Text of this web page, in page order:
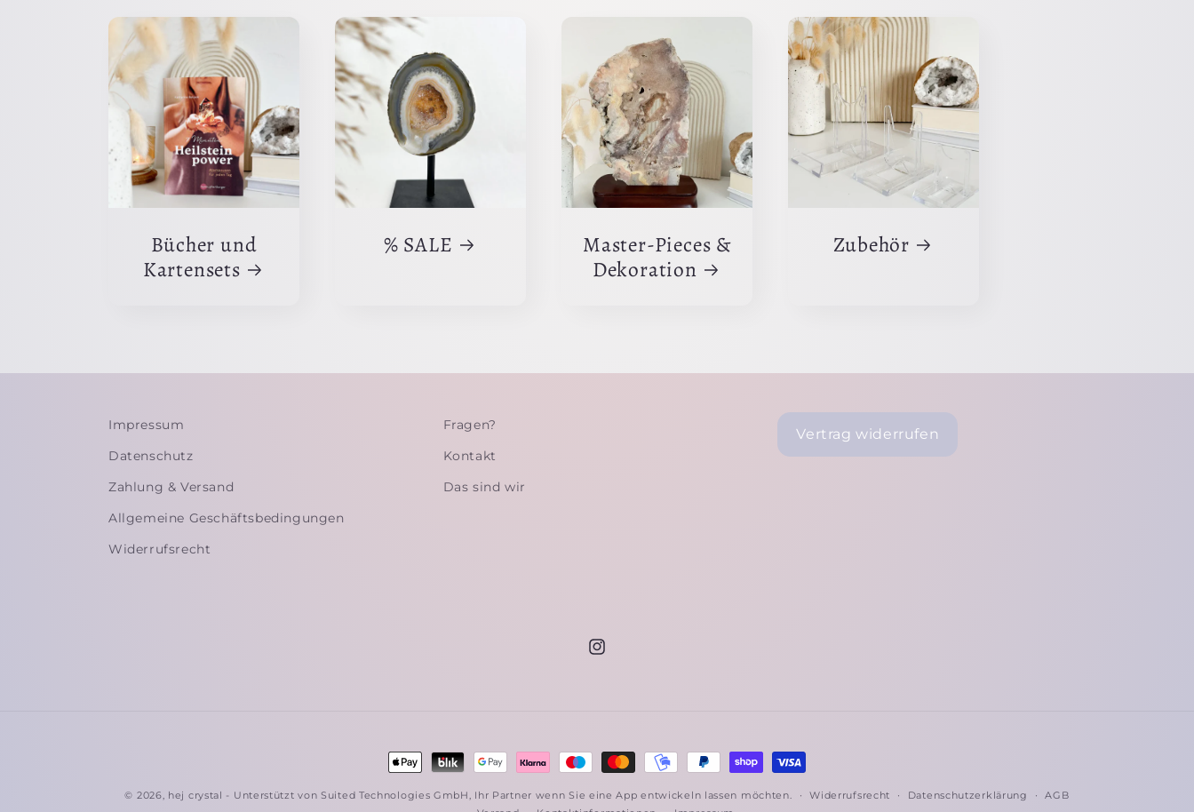
Bücher und
Kartensets
% SALE
Master-Pieces &
Dekoration
Zubehör
Impressum
Datenschutz
Zahlung & Versand
Allgemeine Geschäftsbedingungen
Widerrufsrecht
Fragen?
Kontakt
Das sind wir
Vertrag widerrufen
Instagram
Zahlungsmethoden
© 2026, hej crystal - Unterstützt von Suited Technologies GmbH, Ihr Partner wenn Sie eineApp entwickeln lassen möchten. Widerrufsrecht Datenschutzerklärung
AGB